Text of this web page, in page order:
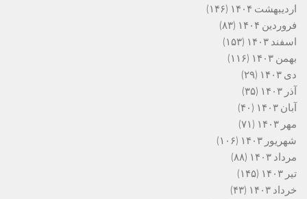
اردیبهشت ۱۴۰۴
(۱۴۶)
فروردین ۱۴۰۴
(۸۳)
اسفند ۱۴۰۳
(۱۵۳)
بهمن ۱۴۰۳
(۱۱۶)
دی ۱۴۰۳
(۲۹)
آذر ۱۴۰۳
(۳۵)
آبان ۱۴۰۳
(۴۰)
مهر ۱۴۰۳
(۷۱)
شهریور ۱۴۰۳
(۱۰۶)
مرداد ۱۴۰۳
(۸۸)
تیر ۱۴۰۳
(۱۴۵)
خرداد ۱۴۰۳
(۴۳)